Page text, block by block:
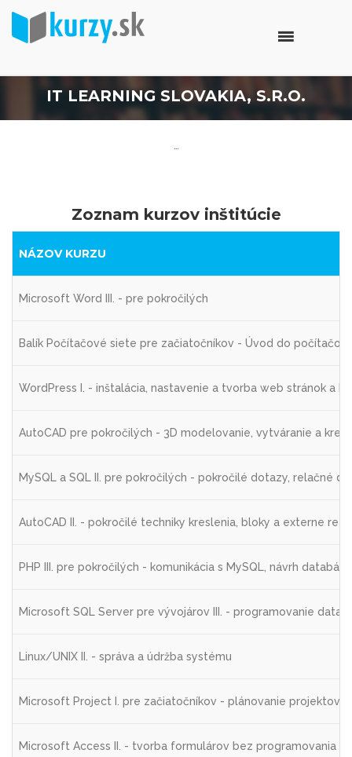
IT LEARNING SLOVAKIA, S.R.O.
Zoznam kurzov inštitúcie
NÁZOV KURZU
Microsoft Word III. - pre pokročilých
Balík Počítačové siete pre začiatočníkov - Úvod do
WordPress I. - inštalácia, nastavenie a tvorba web stránok a
AutoCAD pre pokročilých - 3D modelovanie, vytváranie a
MySQL a SQL II. pre pokročilých - pokročilé dotazy, relačné
AutoCAD II. - pokročilé techniky kreslenia, bloky a externe
PHP III. pre pokročilých - komunikácia s MySQL, návrh
Microsoft SQL Server pre vývojárov III. - programovanie
Linux/UNIX II. - správa a údržba systému
Microsoft Project I. pre začiatočníkov - plánovanie projektov,
Microsoft Access II. - tvorba formulárov bez programovania